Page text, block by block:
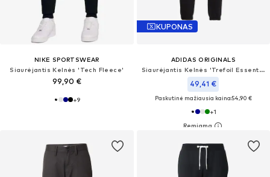
NIKE SPORTSWEAR
Siaurėjantis Kelnės 'Tech Fleece'
99,90 €
+9
KUPONAS
ADIDAS ORIGINALS
Siaurėjantis Kelnės 'Trefoil Essentials'
49,41 €
Paskutinė mažiausia kaina:54,90 €
+1